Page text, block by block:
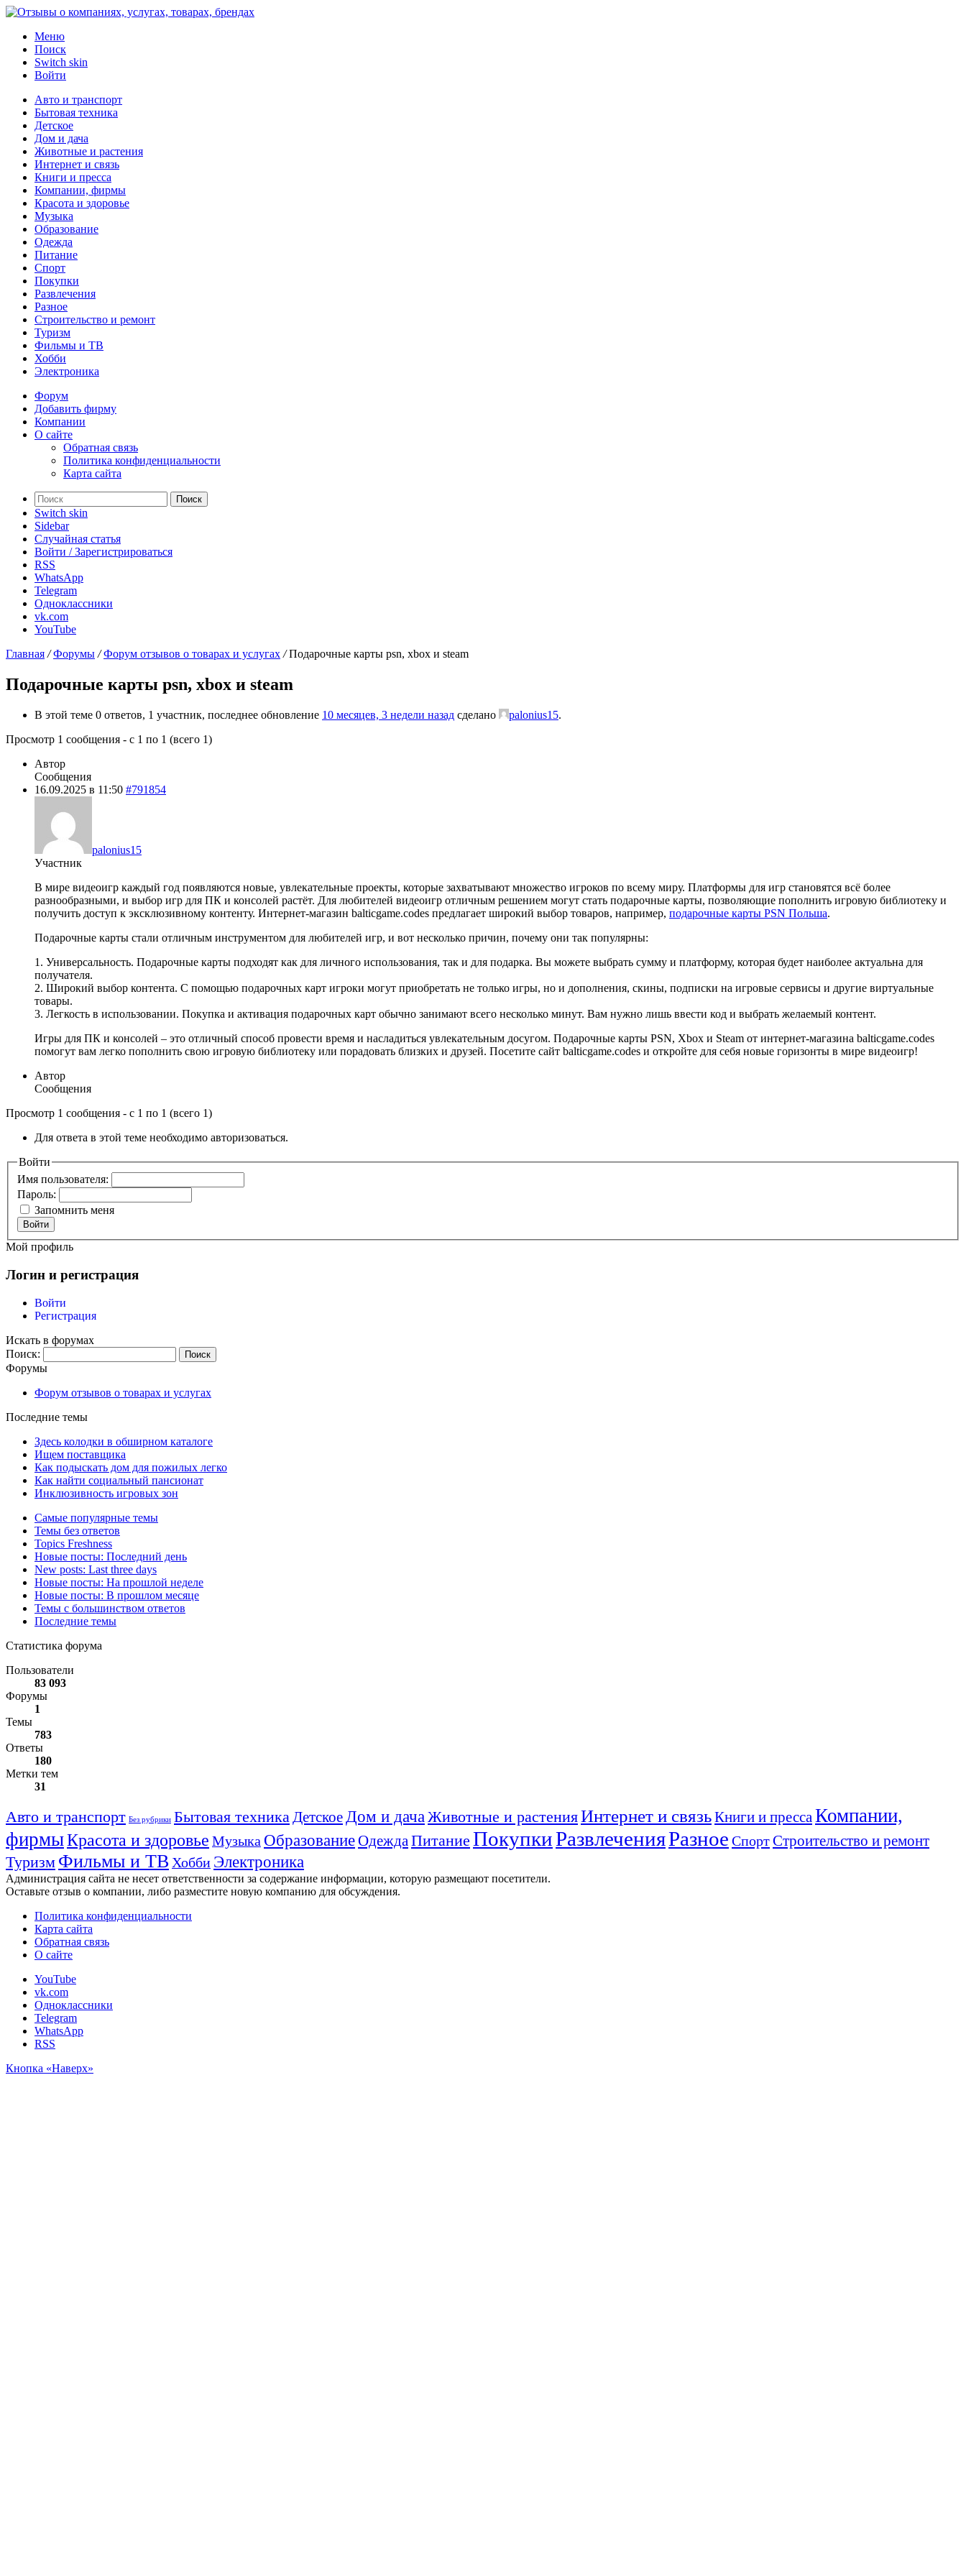
Меню
Поиск
Switch skin
Войти
Авто и транспорт
Бытовая техника
Детское
Дом и дача
Животные и растения
Интернет и связь
Книги и пресса
Компании, фирмы
Красота и здоровье
Музыка
Образование
Одежда
Питание
Спорт
Покупки
Развлечения
Разное
Строительство и ремонт
Туризм
Фильмы и ТВ
Хобби
Электроника
Форум
Добавить фирму
Компании
О сайте
Обратная связь
Политика конфиденциальности
Карта сайта
Поиск
Switch skin
Sidebar
Случайная статья
Войти / Зарегистрироваться
RSS
WhatsApp
Telegram
Одноклассники
vk.com
YouTube
Главная / Форумы / Форум отзывов о товарах и услугах / Подарочные карты psn, xbox и steam
Подарочные карты psn, xbox и steam
В этой теме 0 ответов, 1 участник, последнее обновление 10 месяцев, 3 недели назад сделано palonius15.
Просмотр 1 сообщения - с 1 по 1 (всего 1)
Автор
Сообщения
16.09.2025 в 11:50 #791854
palonius15
Участник
В мире видеоигр каждый год появляются новые, увлекательные проекты, которые захватывают множество игроков по всему миру. Платформы для игр становятся всё более
разнообразными, и выбор игр для ПК и консолей растёт. Для любителей видеоигр отличным решением могут стать подарочные карты, позволяющие пополнить игровую библиотеку и
получить доступ к эксклюзивному контенту. Интернет-магазин balticgame.codes предлагает широкий выбор товаров, например, подарочные карты PSN Польша.
Подарочные карты стали отличным инструментом для любителей игр, и вот несколько причин, почему они так популярны:
1. Универсальность. Подарочные карты подходят как для личного использования, так и для подарка. Вы можете выбрать сумму и платформу, которая будет наиболее актуальна для
получателя.
2. Широкий выбор контента. С помощью подарочных карт игроки могут приобретать не только игры, но и дополнения, скины, подписки на игровые сервисы и другие виртуальные
товары.
3. Легкость в использовании. Покупка и активация подарочных карт обычно занимают всего несколько минут. Вам нужно лишь ввести код и выбрать желаемый контент.
Игры для ПК и консолей – это отличный способ провести время и насладиться увлекательным досугом. Подарочные карты PSN, Xbox и Steam от интернет-магазина balticgame.codes
помогут вам легко пополнить свою игровую библиотеку или порадовать близких и друзей. Посетите сайт balticgame.codes и откройте для себя новые горизонты в мире видеоигр!
Автор
Сообщения
Просмотр 1 сообщения - с 1 по 1 (всего 1)
Для ответа в этой теме необходимо авторизоваться.
Войти
Имя пользователя:
Пароль:
Запомнить меня
Войти
Мой профиль
Логин и регистрация
Войти
Регистрация
Искать в форумах
Поиск:
Форумы
Форум отзывов о товарах и услугах
Последние темы
Здесь колодки в обширном каталоге
Ищем поставщика
Как подыскать дом для пожилых легко
Как найти социальный пансионат
Инклюзивность игровых зон
Самые популярные темы
Темы без ответов
Topics Freshness
Новые посты: Последний день
New posts: Last three days
Новые посты: На прошлой неделе
Новые посты: В прошлом месяце
Темы с большинством ответов
Последние темы
Статистика форума
Пользователи
83 093
Форумы
1
Темы
783
Ответы
180
Метки тем
31
Авто и транспорт Без рубрики Бытовая техника Детское Дом и дача Животные и растенияИнтернет и связьКниги и прессаКомпании,
фирмыКрасота и здоровье Музыка ОбразованиеОдеждаПитание ПокупкиРазвлеченияРазное СпортСтроительство и ремонт
Туризм Фильмы и ТВ Хобби Электроника
Администрация сайта не несет ответственности за содержание информации, которую размещают посетители.
Оставьте отзыв о компании, либо разместите новую компанию для обсуждения.
Политика конфиденциальности
Карта сайта
Обратная связь
О сайте
YouTube
vk.com
Одноклассники
Telegram
WhatsApp
RSS
Кнопка «Наверх»